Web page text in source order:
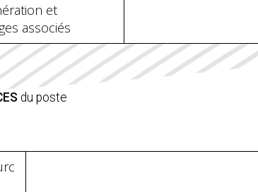
et
associés
du poste